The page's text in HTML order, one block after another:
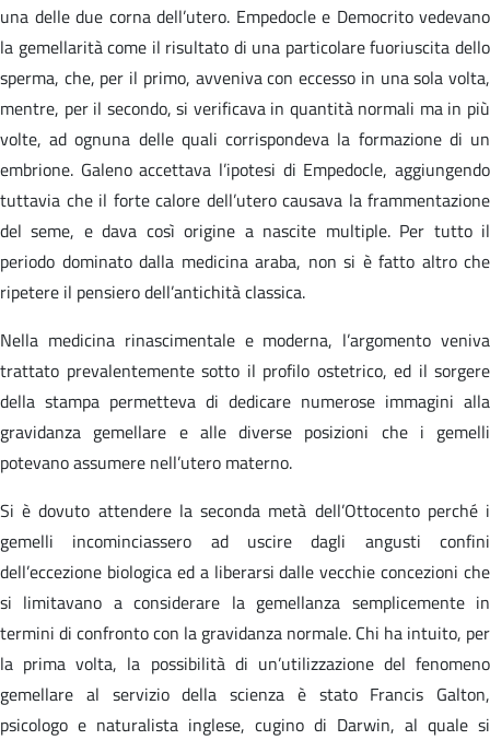
una delle due corna dell’utero. Empedocle e Democrito vedevano
la gemellarità come il risultato di una particolare fuoriuscita dello
sperma, che, per il primo, avveniva con eccesso in una sola volta,
mentre, per il secondo, si verificava in quantità normali ma in più
volte, ad ognuna delle quali corrispondeva la formazione di un
embrione. Galeno accettava l’ipotesi di Empedocle, aggiungendo
tuttavia che il forte calore dell’utero causava la frammentazione
del seme, e dava così origine a nascite multiple. Per tutto il
periodo dominato dalla medicina araba, non si è fatto altro che
ripetere il pensiero dell’antichità classica.
Nella medicina rinascimentale e moderna, l’argomento veniva
trattato prevalentemente sotto il profilo ostetrico, ed il sorgere
della stampa permetteva di dedicare numerose immagini alla
gravidanza gemellare e alle diverse posizioni che i gemelli
potevano assumere nell’utero materno.
Si è dovuto attendere la seconda metà dell’Ottocento perché i
gemelli incominciassero ad uscire dagli angusti confini
dell’eccezione biologica ed a liberarsi dalle vecchie concezioni che
si limitavano a considerare la gemellanza semplicemente in
termini di confronto con la gravidanza normale. Chi ha intuito, per
la prima volta, la possibilità di un’utilizzazione del fenomeno
gemellare al servizio della scienza è stato Francis Galton,
psicologo e naturalista inglese, cugino di Darwin, al quale si